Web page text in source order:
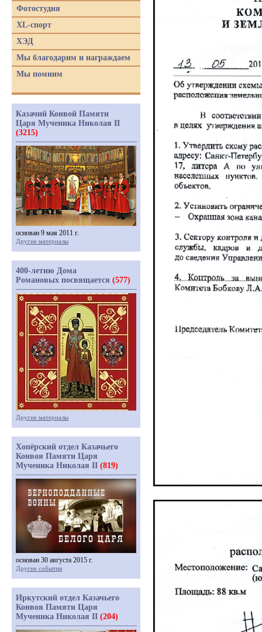
Фотостудия
XL-спорт
ХЭД
Мы благодарим и награждаем
Мы помним
Казачий Конвой Памяти
Царя Мученика Николая II
(3215)
основан 9 мая 2011 г.
Другие материалы
400-летию Дома
Романовых посвящается (577)
Другие материалы
Хопёрский отдел Казачьего
Конвоя Памяти Царя
Мученика Николая II (819)
основан 30 августа 2015 г.
Другие события
Иркутский отдел Казачьего
Конвоя Памяти Царя
Мученика Николая II (204)